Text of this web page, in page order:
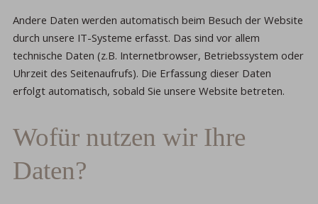
Andere Daten werden automatisch beim Besuch der Website
durch unsere IT-Systeme erfasst. Das sind vor allem
technische Daten (z.B. Internetbrowser, Betriebssystem oder
Uhrzeit des Seitenaufrufs). Die Erfassung dieser Daten
erfolgt automatisch, sobald Sie unsere Website betreten.
Wofür nutzen wir Ihre
Daten?